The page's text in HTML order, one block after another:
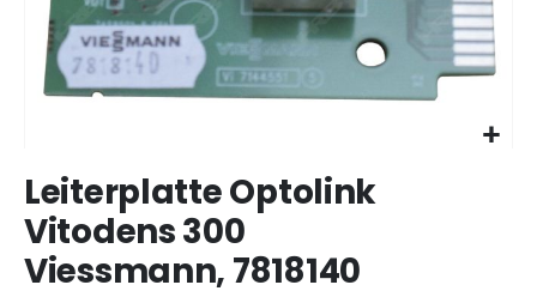
Anfang
Bildergalerie
springen
Leiterplatte Optolink
Vitodens 300
Viessmann, 7818140